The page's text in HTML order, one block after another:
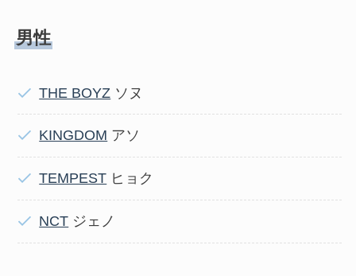
男性
THE BOYZ ソヌ
KINGDOM アソ
TEMPEST ヒョク
NCT ジェノ